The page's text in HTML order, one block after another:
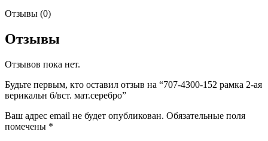
верикальн
мат.серебро
Отзывы (0)
Отзывы
Отзывов пока нет.
Будьте первым, кто оставил отзыв на “707-4300-152 рамка 2-ая
верикальн б/вст. мат.серебро”
Ваш адрес email не будет опубликован. Обязательные поля
помечены *